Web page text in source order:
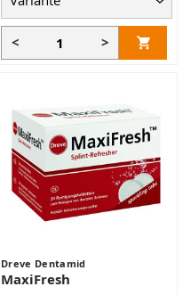
< >
Dreve Dentamid
MaxiFresh